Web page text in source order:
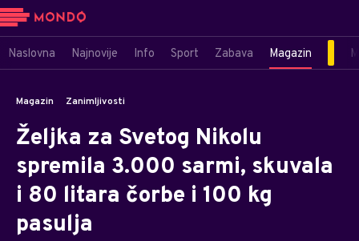
Naslovna Najnovije Info Sport Zabava Magazin
Magazin Zanimljivosti
Željka za Svetog Nikolu
spremila 3.000 sarmi, skuvala
i 80 litara čorbe i 100 kg
pasulja